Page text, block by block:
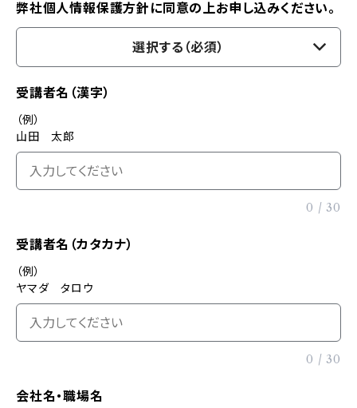
弊社個人情報保護方針に同意の上お申し込みください。
選択する（必須）
受講者名（漢字）
（例）
山田 太郎
0 / 30
受講者名（カタカナ）
（例）
ヤマダ タロウ
0 / 30
会社名・職場名